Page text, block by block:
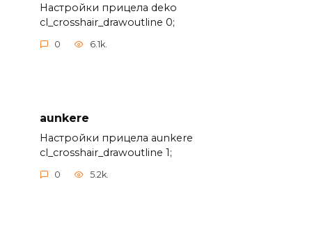
Настройки прицела deko
cl_crosshair_drawoutline 0;
0 6.1k.
aunkere
Настройки прицела aunkere
cl_crosshair_drawoutline 1;
0 5.2k.